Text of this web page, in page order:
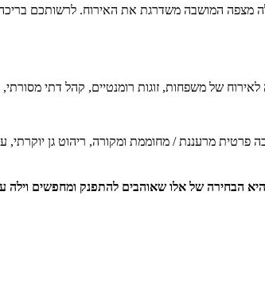
לאירוח של משפחות, זוגות רומנטיים, קהל דתי
הבחירה של אלו שאוהבים להתפנק ומחפשים וילה